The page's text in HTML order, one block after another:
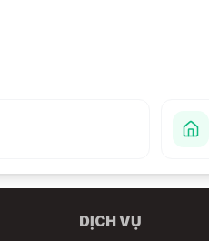
DỊCH VỤ